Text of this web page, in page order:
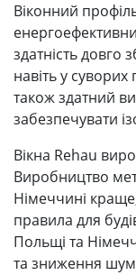
Віконний
здатність довго
навіть у
також здатний
забезпечувати
Вікна Rehau
Виробництво
Німеччині
правила для
Польщі та
та зниження